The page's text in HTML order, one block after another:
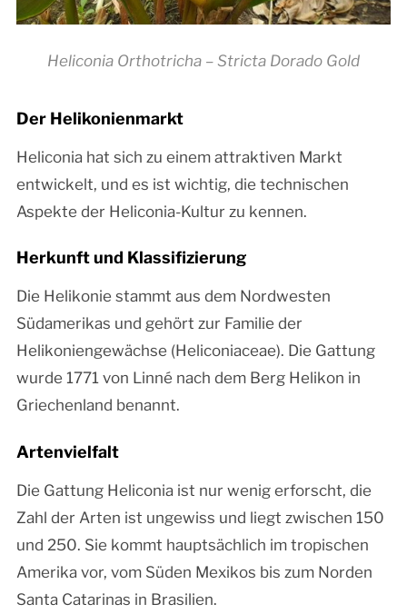
Heliconia Orthotricha – Stricta Dorado Gold
Der Helikonienmarkt
Heliconia hat sich zu einem attraktiven Markt
entwickelt, und es ist wichtig, die technischen
Aspekte der Heliconia-Kultur zu kennen.
Herkunft und Klassifizierung
Die Helikonie stammt aus dem Nordwesten
Südamerikas und gehört zur Familie der
Helikoniengewächse (Heliconiaceae). Die Gattung
wurde 1771 von Linné nach dem Berg Helikon in
Griechenland benannt.
Artenvielfalt
Die Gattung Heliconia ist nur wenig erforscht, die
Zahl der Arten ist ungewiss und liegt zwischen 150
und 250. Sie kommt hauptsächlich im tropischen
Amerika vor, vom Süden Mexikos bis zum Norden
Santa Catarinas in Brasilien.